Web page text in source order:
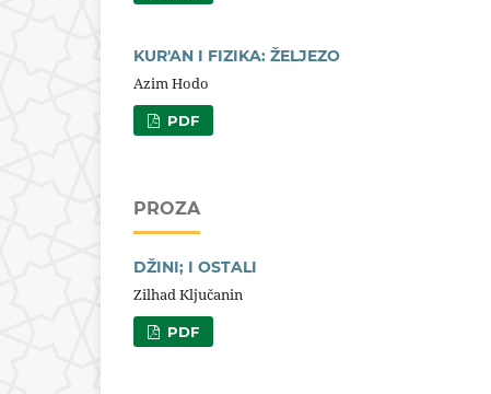
KUR'AN I FIZIKA: ŽELJEZO
Azim Hodo
PDF
PROZA
DŽINI; I OSTALI
Zilhad Ključanin
PDF